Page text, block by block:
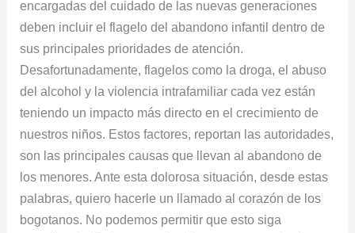
encargadas del cuidado de las nuevas generaciones
deben incluir el flagelo del abandono infantil dentro de
sus principales prioridades de atención.
Desafortunadamente, flagelos como la droga, el abuso
del alcohol y la violencia intrafamiliar cada vez están
teniendo un impacto más directo en el crecimiento de
nuestros niños. Estos factores, reportan las autoridades,
son las principales causas que llevan al abandono de
los menores. Ante esta dolorosa situación, desde estas
palabras, quiero hacerle un llamado al corazón de los
bogotanos. No podemos permitir que esto siga